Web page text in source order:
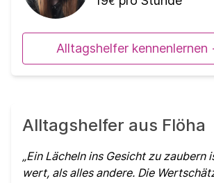
Alltagshelfer kennenlernen
Alltagshelfer aus Flöha
Ein Lächeln ins Gesicht zu zaubern
wert, als alles andere. Die